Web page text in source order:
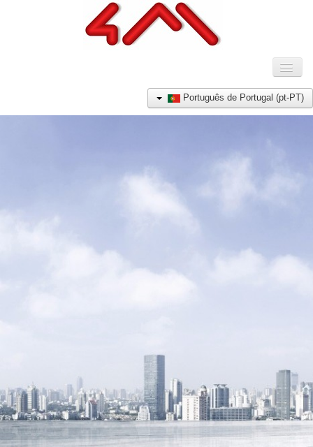
Português de Portugal (pt-PT)